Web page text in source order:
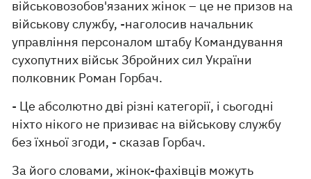
військовозобов'язаних жінок – це не призов на
військову службу, -наголосив начальник
управління персоналом штабу Командування
сухопутних військ Збройних сил України
полковник Роман Горбач.
- Це абсолютно дві різні категорії, і сьогодні
ніхто нікого не призиває на військову службу
без їхньої згоди, - сказав Горбач.
За його словами, жінок-фахівців можуть